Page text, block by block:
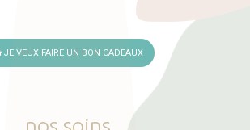
JE VEUX FAIRE UN BON CADEAUX
nos soins